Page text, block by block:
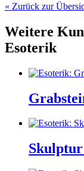
« Zurück zur
Weitere
Esoterik